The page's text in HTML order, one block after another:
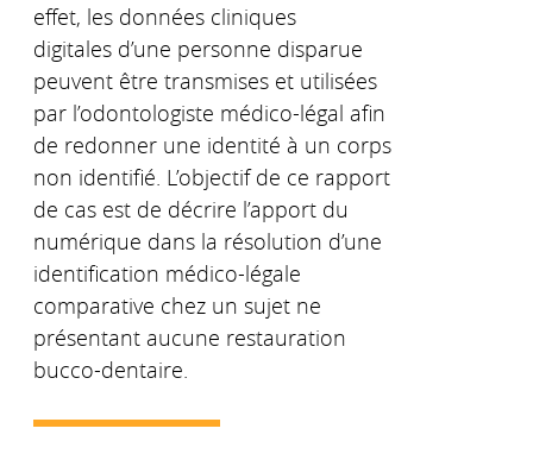
effet, les données cliniques
digitales d’une personne disparue
peuvent être transmises et utilisées
par l’odontologiste médico-légal afin
de redonner une identité à un corps
non identifié. L’objectif de ce rapport
de cas est de décrire l’apport du
numérique dans la résolution d’une
identification médico-légale
comparative chez un sujet ne
présentant aucune restauration
bucco-dentaire.